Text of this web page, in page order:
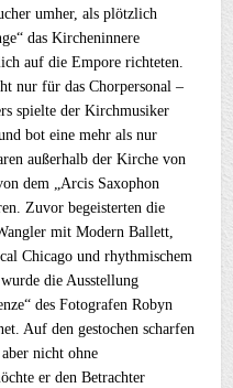
umher, als plötzlich
das Kircheninnere
auf die Empore richteten.
nur für das Chorpersonal –
spielte der Kirchmusiker
bot eine mehr als nur
außerhalb der Kirche von
dem „Arcis Saxophon
Zuvor begeisterten die
mit Modern Ballett,
Chicago und rhythmischem
die Ausstellung
des Fotografen Robyn
Auf den gestochen scharfen
nicht ohne
er den Betrachter